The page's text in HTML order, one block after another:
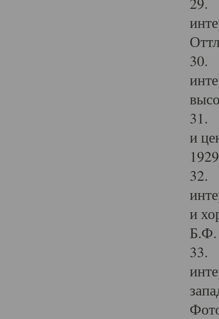
30.
31.
и
32.
и
Б.Ф.
33.